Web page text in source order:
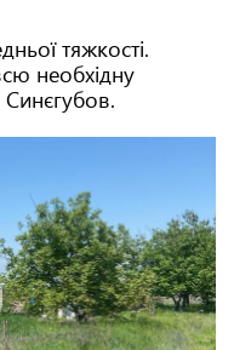
тяжкості.
необхідну